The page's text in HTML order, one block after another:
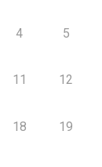
4 5
11 12
18 19